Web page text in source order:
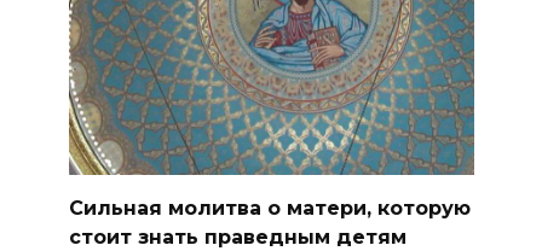
Сильная молитва о матери, которую
стоит знать праведным детям